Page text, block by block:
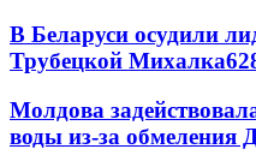
В Беларуси осудили
Трубецкой Михалка
Молдова
воды из-за обмеления